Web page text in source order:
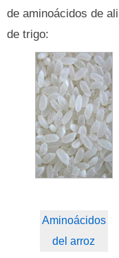
de aminoácidos de
de trigo:
Aminoácidos
del arroz